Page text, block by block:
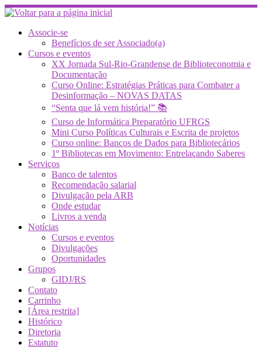
Skip
to
contentAssocie-se
Benefícios de ser Associado(a)
Cursos e eventos
XX Jornada Sul-Rio-Grandense de Biblioteconomia e
Documentação
Curso Online: Estratégias Práticas para Combater a
Desinformação – NOVAS DATAS
“Senta que lá vem história!” 📚
Curso de Informática Preparatório UFRGS
Mini Curso Políticas Culturais e Escrita de projetos
Curso online: Bancos de Dados para Bibliotecários
1º Bibliotecas em Movimento: Entrelaçando Saberes
Serviços
Banco de talentos
Recomendação salarial
Divulgação pela ARB
Onde estudar
Livros a venda
Notícias
Cursos e eventos
Divulgações
Oportunidades
Grupos
GIDJ/RS
Contato
Carrinho
[Área restrita]
Histórico
Diretoria
Estatuto